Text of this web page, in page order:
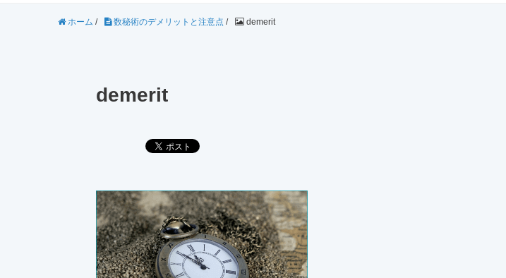
ホーム / 数秘術のデメリットと注意点 / demerit
demerit